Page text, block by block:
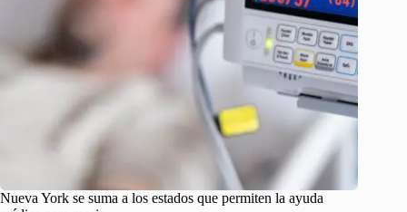
Nueva York se suma a los estados que permiten la ayuda